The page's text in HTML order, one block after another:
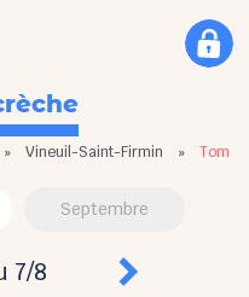
» Vineuil-Saint-Firmin » Tom
Septembre
7/8